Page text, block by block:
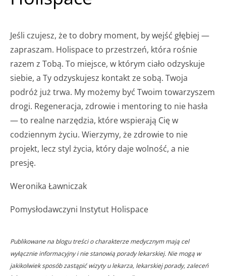
Jeśli czujesz, że to dobry moment, by wejść głębiej —
zapraszam. Holispace to przestrzeń, która rośnie
razem z Tobą. To miejsce, w którym ciało odzyskuje
siebie, a Ty odzyskujesz kontakt ze sobą. Twoja
podróż już trwa. My możemy być Twoim towarzyszem
drogi. Regeneracja, zdrowie i mentoring to nie hasła
— to realne narzędzia, które wspierają Cię w
codziennym życiu. Wierzymy, że zdrowie to nie
projekt, lecz styl życia, który daje wolność, a nie
presję.
Weronika Ławniczak
Pomysłodawczyni Instytut Holispace
Publikowane na blogu treści o charakterze medycznym mają cel
wyłącznie informacyjny i nie stanowią porady lekarskiej. Nie mogą w
jakikolwiek sposób zastąpić wizyty u lekarza, lekarskiej porady, zaleceń